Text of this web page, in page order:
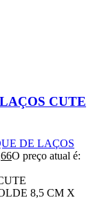
CUTE
DE LAÇOS
O preço atual é:
8,5 CM X